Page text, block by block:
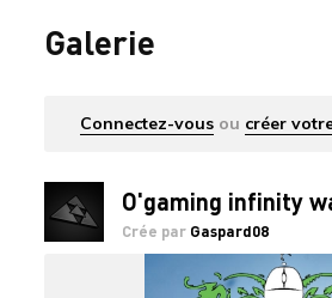
Galerie
Connectez-vous ou créer
O'gaming infinity
Crée par Gaspard08